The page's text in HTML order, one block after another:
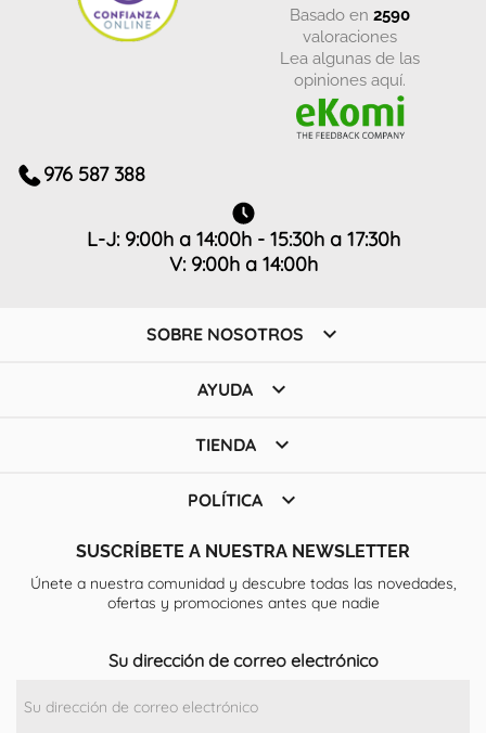
basado en 2590
valoraciones
Lea algunas de las
opiniones aquí.
976 587 388
L-J: 9:00h a 14:00h - 15:30h a 17:30h
V: 9:00h a 14:00h
SOBRE NOSOTROS 
AYUDA 
TIENDA 
POLÍTICA 
SUSCRÍBETE A NUESTRA NEWSLETTER
Únete a nuestra comunidad y descubre todas las novedades,
ofertas y promociones antes que nadie
Su dirección de correo electrónico